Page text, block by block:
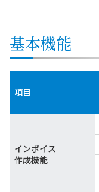
基本機能
項目
インボイス
作成機能